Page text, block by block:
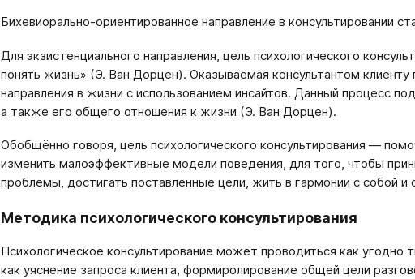
Бихевиорально-ориентированное направление в консультировании
Для экзистенциального направления, цель психологического
понять жизнь» (Э. Ван Дорцен). Оказываемая консультантом
направления в жизни с использованием инсайтов. Данный процесс
а также его общего отношения к жизни (Э. Ван Дорцен).
Обобщённо говоря, цель психологического консультирования —
изменить малоэффективные модели поведения, для того, чтобы
проблемы, достигать поставленные цели, жить в гармонии с собой
Методика психологического консультирования
Психологическое консультирование может проводиться как
как уяснение запроса клиента, формиролирование общей цели